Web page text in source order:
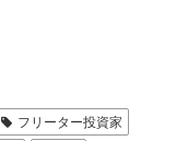
フリーター投資家